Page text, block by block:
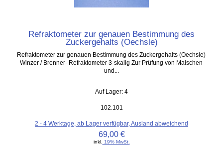
Refraktometer zur genauen Bestimmung des
Zuckergehalts (Oechsle)
Refraktometer zur genauen Bestimmung des Zuckergehalts (Oechsle)
Winzer / Brenner- Refraktometer 3-skalig Zur Prüfung von Maischen
und...
Auf Lager: 4
102.101
2 - 4 Werktage, ab Lager verfügbar, Ausland abweichend
69,00 €
inkl.
19% MwSt.